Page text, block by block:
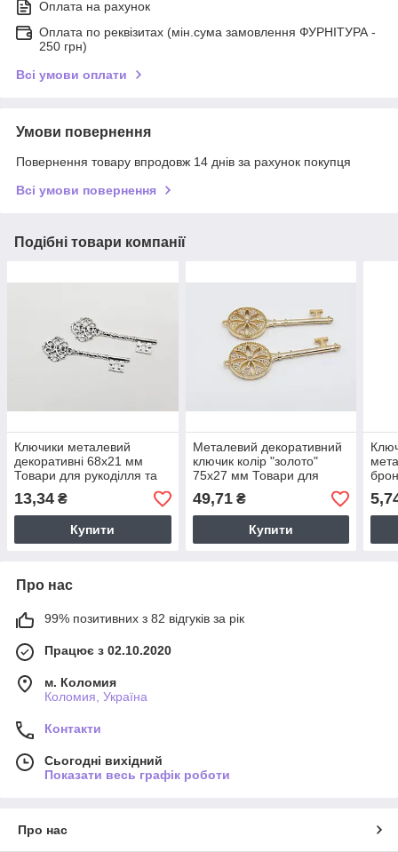
Оплата на рахунок
Оплата по реквізитах (мін.сума замовлення ФУРНІТУРА -
250 грн)
Всі умови оплати
Умови повернення
Повернення товару впродовж 14 днів за рахунок покупця
Всі умови повернення
Подібні товари компанії
Ключики металевий
декоративні 68х21 мм
Товари для рукоділля та
творчості
13,34 ₴
Купити
Металевий декоративний
ключик колір "золото"
75х27 мм Товари для
рукоділля
49,71₴
Купити
для
Про нас
99% позитивних з 82 відгуків за рік
Працює з 02.10.2020
м. Коломия
Коломия, Україна
Контакти
Сьогодні вихідний
Показати весь графік роботи
Про нас